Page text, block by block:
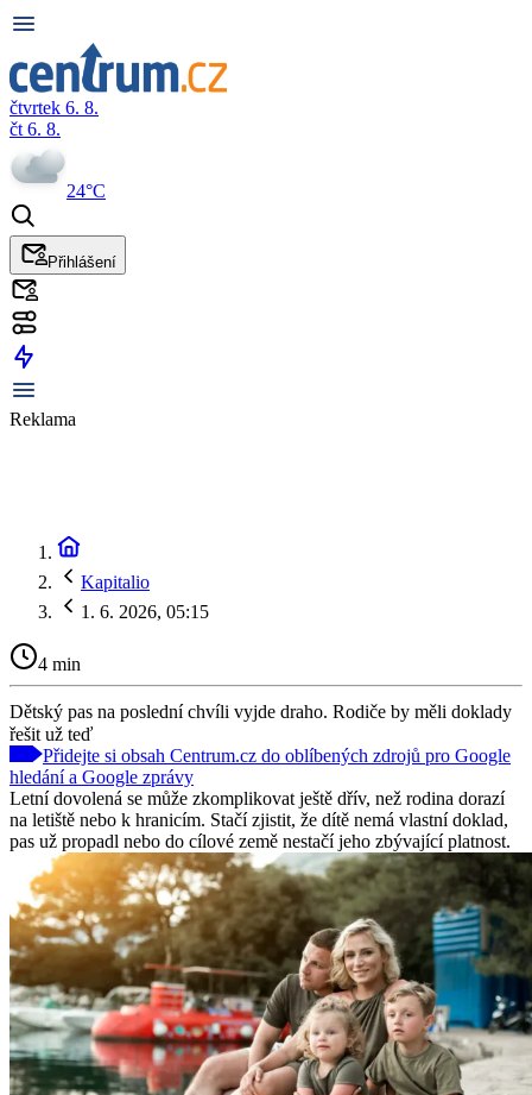
čtvrtek 6. 8.
čt 6. 8.
24°C
Přihlášení
Reklama
Kapitalio
1. 6. 2026, 05:15
4 min
Dětský pas na poslední chvíli vyjde draho. Rodiče by měli doklady
řešit už teď
Přidejte si obsah Centrum.cz do oblíbených zdrojů pro Google
hledání a Google zprávy
Letní dovolená se může zkomplikovat ještě dřív, než rodina dorazí
na letiště nebo k hranicím. Stačí zjistit, že dítě nemá vlastní doklad,
pas už propadl nebo do cílové země nestačí jeho zbývající platnost.